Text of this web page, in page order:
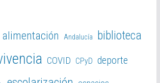
alimentación Andalucía biblioteca
COVID CPyD deporte